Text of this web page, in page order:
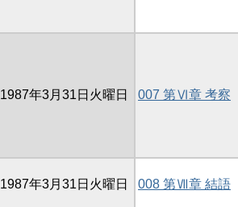
1987年3月31日火曜日 007 第Ⅵ章 考察
1987年3月31日火曜日 008 第Ⅶ章 結語